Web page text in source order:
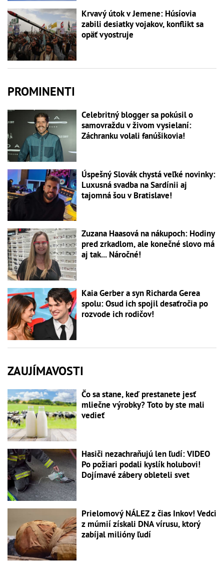
Krvavý útok v Jemene: Húsíovia
zabili desiatky vojakov, konflikt sa
opäť vyostruje
PROMINENTI
Celebritný blogger sa pokúsil o
samovraždu v živom vysielaní:
Záchranku volali fanúšikovia!
Úspešný Slovák chystá veľké novinky:
Luxusná svadba na Sardínii aj
tajomná šou v Bratislave!
Zuzana Haasová na nákupoch: Hodiny
pred zrkadlom, ale konečné slovo má
aj tak... Náročné!
Kaia Gerber a syn Richarda Gerea
spolu: Osud ich spojil desaťročia po
rozvode ich rodičov!
ZAUJÍMAVOSTI
Čo sa stane, keď prestanete jesť
mliečne výrobky? Toto by ste mali
vedieť
Hasiči nezachraňujú len ľudí: VIDEO
Po požiari podali kyslík holubovi!
Dojímavé zábery obleteli svet
Prielomový NÁLEZ z čias Inkov! Vedci
z múmií získali DNA vírusu, ktorý
zabíjal milióny ľudí